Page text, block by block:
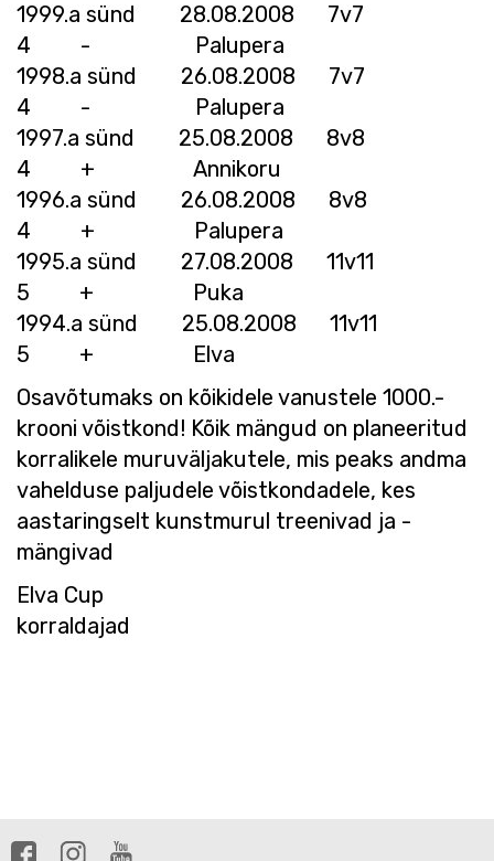
1999.a sünd 28.08.2008 7v7
4 - Palupera
1998.a sünd 26.08.2008 7v7
4 - Palupera
1997.a sünd 25.08.2008 8v8
4 + Annikoru
1996.a sünd 26.08.2008 8v8
4 + Palupera
1995.a sünd 27.08.2008 11v11
5 + Puka
1994.a sünd 25.08.2008 11v11
5 + Elva
Osavõtumaks on kõikidele vanustele 1000.-
krooni võistkond! Kõik mängud on planeeritud
korralikele muruväljakutele, mis peaks andma
vahelduse paljudele võistkondadele, kes
aastaringselt kunstmurul treenivad ja -
mängivad
Elva Cup
korraldajad